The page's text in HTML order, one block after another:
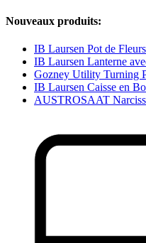
Nouveaux produits:
IB Laursen Pot de
IB Laursen Lanterne
Gozney Utility Turning
IB Laursen Caisse en
AUSTROSAAT